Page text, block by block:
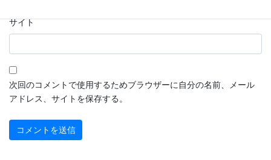
サイト
次回のコメントで使用するためブラウザーに自分の名前、メール
アドレス、サイトを保存する。